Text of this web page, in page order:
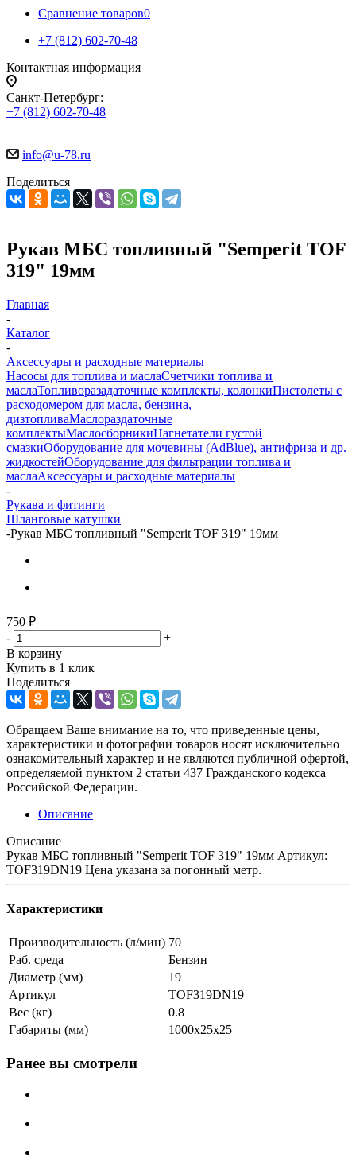
Сравнение товаров0
+7 (812) 602-70-48
Контактная информация
Санкт-Петербург:
+7 (812) 602-70-48
info@u-78.ru
Поделиться
Рукав МБС топливный "Semperit TOF
319" 19мм
Главная
-
Каталог
-
Аксессуары и расходные материалы
Насосы для топлива и маслаСчетчики топлива и
маслаТопливоразадаточные комплекты, колонкиПистолеты с
расходомером для масла, бензина,
дизтопливаМаслораздаточные
комплектыМаслосборникиНагнетатели густой
смазкиОборудование для мочевины (AdBlue), антифриза и др.
жидкостейОборудование для фильтрации топлива и
маслаАксессуары и расходные материалы
-
Рукава и фитинги
Шланговые катушки
-Рукав МБС топливный "Semperit TOF 319" 19мм
750 ₽
-
+
В корзину
Купить в 1 клик
Поделиться
Обращаем Ваше внимание на то, что приведенные цены,
характеристики и фотографии товаров носят исключительно
ознакомительный характер и не являются публичной офертой,
определяемой пунктом 2 статьи 437 Гражданского кодекса
Российской Федерации.
Описание
Описание
Рукав МБС топливный "Semperit TOF 319" 19мм Артикул:
TOF319DN19 Цена указана за погонный метр.
Характеристики
Производительность (л/мин) 70
Раб. среда
Бензин
Диаметр (мм)
19
Артикул
TOF319DN19
Вес (кг)
0.8
Габариты (мм)
1000х25х25
Ранее вы смотрели